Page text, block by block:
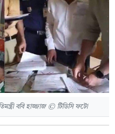
ববি হাজ্জাজ © টিডিসি ফটো